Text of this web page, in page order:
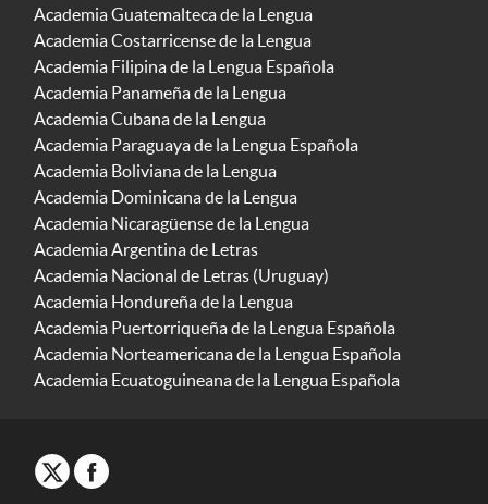
Academia Guatemalteca de la Lengua
Academia Costarricense de la Lengua
Academia Filipina de la Lengua Española
Academia Panameña de la Lengua
Academia Cubana de la Lengua
Academia Paraguaya de la Lengua Española
Academia Boliviana de la Lengua
Academia Dominicana de la Lengua
Academia Nicaragüense de la Lengua
Academia Argentina de Letras
Academia Nacional de Letras (Uruguay)
Academia Hondureña de la Lengua
Academia Puertorriqueña de la Lengua Española
Academia Norteamericana de la Lengua Española
Academia Ecuatoguineana de la Lengua Española